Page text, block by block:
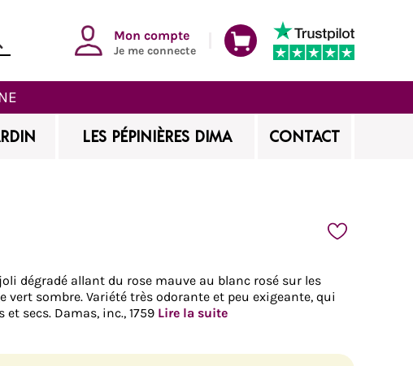
Mon compte
Je me connecte
LES PÉPINIÈRES DIMA CONTACT
dégradé allant du rose mauve au blanc rosé sur les
vert sombre. Variété très odorante et peu exigeante, qui
secs. Damas, inc., 1759 Lire la suite